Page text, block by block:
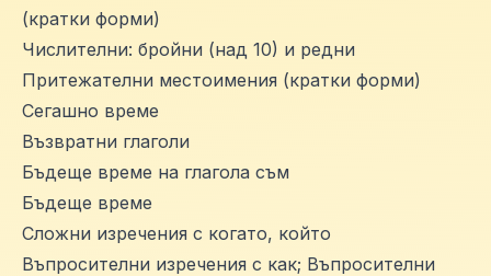
(кратки форми)
Числителни: бройни (над 10) и редни
Притежателни местоимения (кратки форми)
Сегашно време
Възвратни глаголи
Бъдеще време на глагола съм
Бъдеще време
Сложни изречения с когато, който
Въпросителни изречения с как; Въпросителни